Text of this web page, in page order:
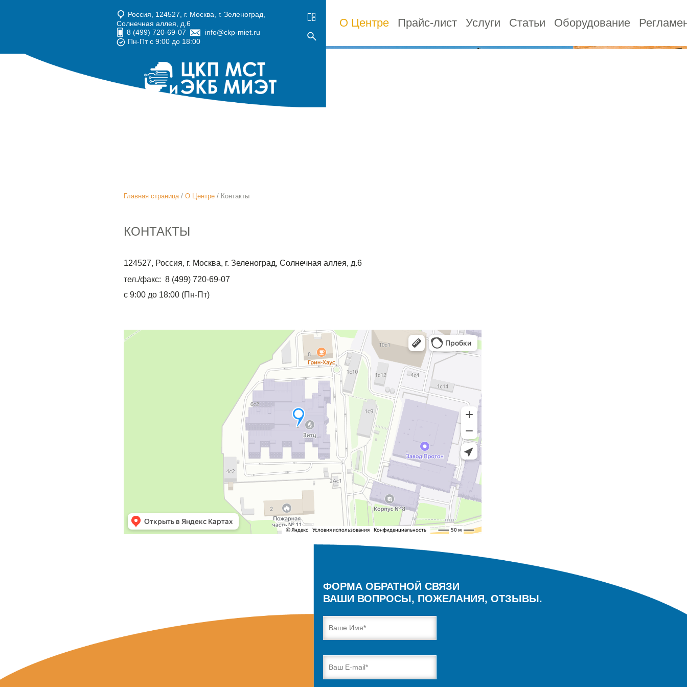
Россия, 124527, г. Москва, г. Зеленоград,
Солнечная аллея, д.6
8 (499) 720-69-07
info@ckp-miet.ru
Пн-Пт с 9:00 до 18:00
О Центре Прайс-лист Услуги Статьи Оборудование
Главная страница/ О Центре/ Контакты
КОНТАКТЫ
124527, Россия, г. Москва, г. Зеленоград, Солнечная аллея, д.6
тел./факс: 8 (499) 720-69-07
с 9:00 до 18:00 (Пн-Пт)
ФОРМА ОБРАТНОЙ СВЯЗИ
ВАШИ ВОПРОСЫ, ПОЖЕЛАНИЯ, ОТЗЫВЫ.